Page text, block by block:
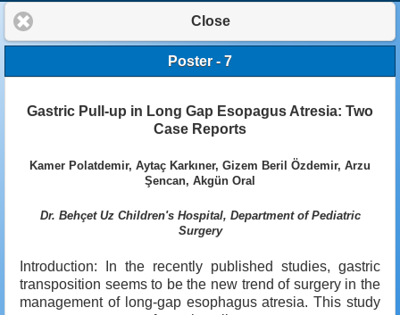
Close
Poster - 7
Gastric Pull-up in Long Gap Esopagus Atresia: Two
Case Reports
Kamer Polatdemir, Aytaç Karkıner, Gizem Beril Özdemir, Arzu
Şencan, Akgün Oral
Dr. Behçet Uz Children's Hospital, Department of Pediatric
Surgery
Introduction: In the recently published studies, gastric
transposition seems to be the new trend of surgery in the
management of long-gap esophagus atresia. This study